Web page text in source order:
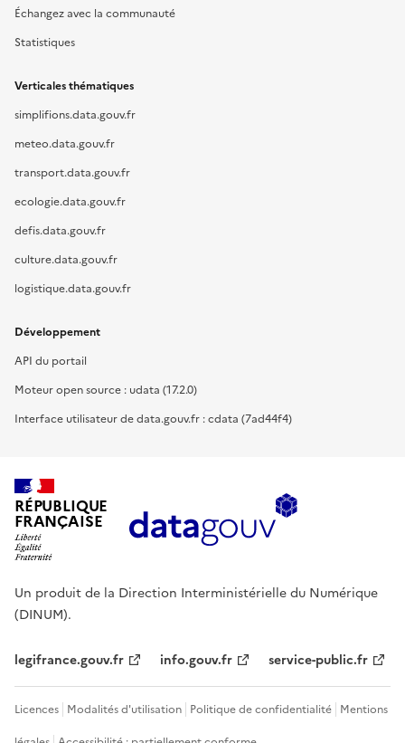
Échangez avec la communauté
Statistiques
Verticales thématiques
simplifions.data.gouv.fr
meteo.data.gouv.fr
transport.data.gouv.fr
ecologie.data.gouv.fr
defis.data.gouv.fr
culture.data.gouv.fr
logistique.data.gouv.fr
Développement
API du portail
Moteur open source : udata (17.2.0)
Interface utilisateur de data.gouv.fr : cdata (7ad44f4)
RÉPUBLIQUE
FRANÇAISE
Un produit de la Direction Interministérielle du Numérique
(DINUM).
legifrance.gouv.fr info.gouv.fr service-public.fr
Licences Modalités d'utilisation Politique de confidentialité Mentions